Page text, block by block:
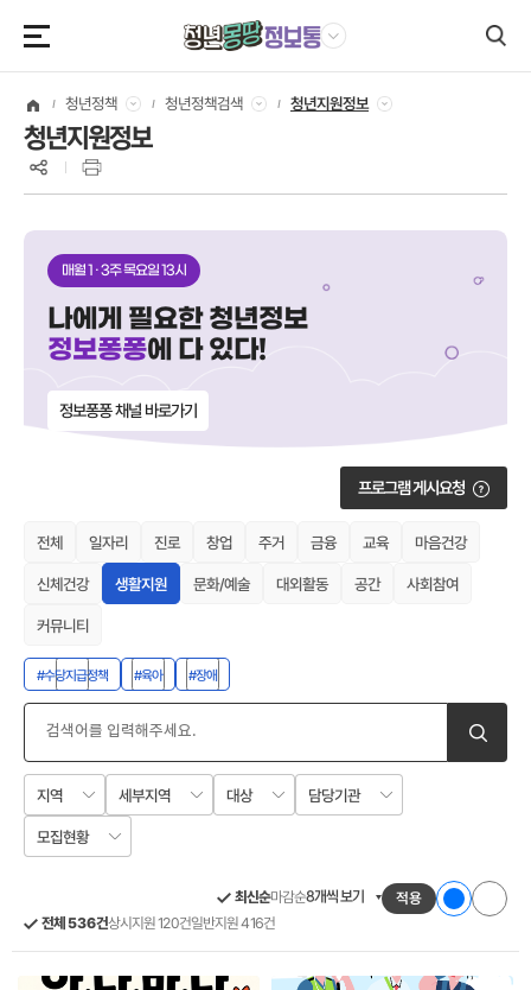
청년정책 청년정책검색 청년지원정보
청년지원정보
매월 1 · 3주 목요일 13시
나에게 필요한 청년정보
정보퐁퐁에 다 있다!
정보퐁퐁 채널 바로가기
프로그램 게시요청
전체 일자리 진로 창업 주거 금융 교육 마음건강
신체건강 생활지원 문화/예술 대외활동 공간 사회참여
커뮤니티
#수당지급정책 #육아 #장애
지역 세부지역 대상 담당기관
모집현황
최신순마감순8개씩 보기 적용
목
록
보
지
도
보
전체 536건상시지원 120건일반지원 416건